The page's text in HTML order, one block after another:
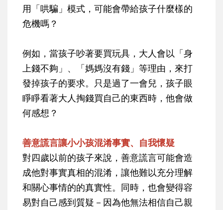
用「哄騙」模式，可能會帶給孩子什麼樣的
危機嗎？
例如，當孩子吵著要買玩具，大人會以「身
上錢不夠」、「媽媽沒有錢」等理由，來打
發掉孩子的要求。只是過了一會兒，孩子眼
睜睜看著大人掏錢買自己的東西時，他會做
何感想？
善意謊言讓小小孩混淆事實、自我懷疑
對四歲以前的孩子來說，善意謊言可能會造
成他對事實真相的混淆，讓他難以充分理解
和關心事情的的真實性。同時，也會變得容
易對自己感到質疑－因為他無法相信自己親